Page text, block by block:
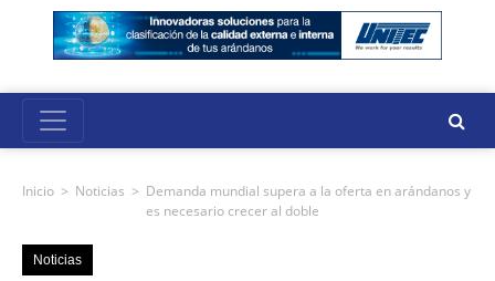
Inicio > Noticias > Demanda mundial supera a la oferta en arándanos y
es necesario crecer al doble
Noticias